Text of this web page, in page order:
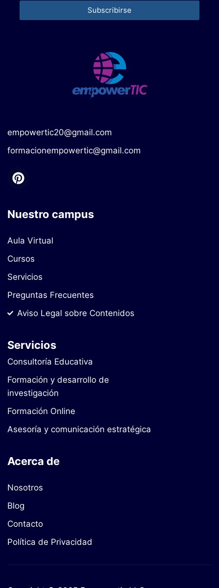
Subscribirse
empowertic20@gmail.com
formacionempowertic@gmail.com
Nuestro campus
Aula Virtual
Cursos
Servicios
Preguntas Frecuentes
Aviso Legal sobre Contenidos
Servicios
Consultoría Educativa
Formación y desarrollo de
investigación
Formación Online
Asesoría y comunicación estratégica
Acerca de
Nosotros
Blog
Contacto
Política de Privacidad